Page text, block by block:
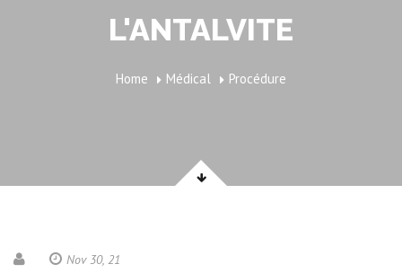
L'ANTALVITE
Home Médical Procédure
Nov 30, 21